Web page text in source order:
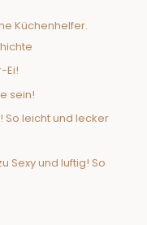
Küchenhelfer.
Ei!
sein!
So leicht und lecker
Sexy und luftig! So